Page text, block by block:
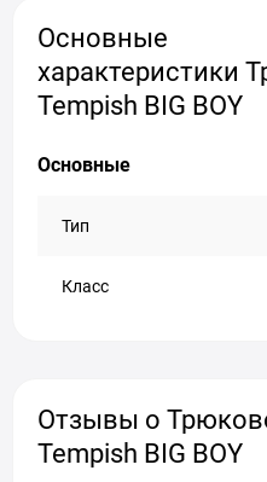
Основные
характеристики
Tempish BIG BOY
Основные
Тип
Класс
Отзывы о
Tempish BIG BOY